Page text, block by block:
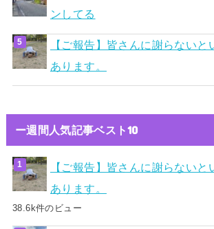
ンしてる
【ご報告】皆さんに謝らないと
あります。
ー週間人気記事ベスト10
【ご報告】皆さんに謝らないと
あります。
38.6k件のビュー